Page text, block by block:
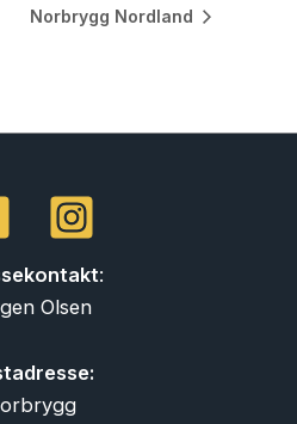
Norbrygg Nordland
:
Olsen